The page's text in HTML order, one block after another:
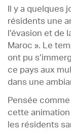
Il y a quelques
résidents une
l’évasion et de
Maroc ». Le
ont pu
ce pays aux
dans une
Pensée
cette
les résidents